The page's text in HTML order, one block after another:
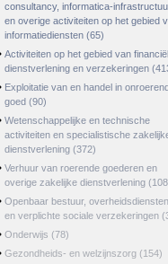
consultancy, informatica-
en overige activiteiten op het gebied
informatiediensten (65)
Activiteiten op het gebied van
dienstverlening en verzekeringen
Exploitatie van en handel in
goed (90)
Wetenschappelijke en technische
activiteiten en specialistische
dienstverlening (372)
Verhuur van roerende goederen en
overige zakelijke dienstverlening
Openbaar bestuur, overheidsdiensten
en verplichte sociale verzekeringen
Onderwijs (78)
Gezondheids- en welzijnszorg (154)